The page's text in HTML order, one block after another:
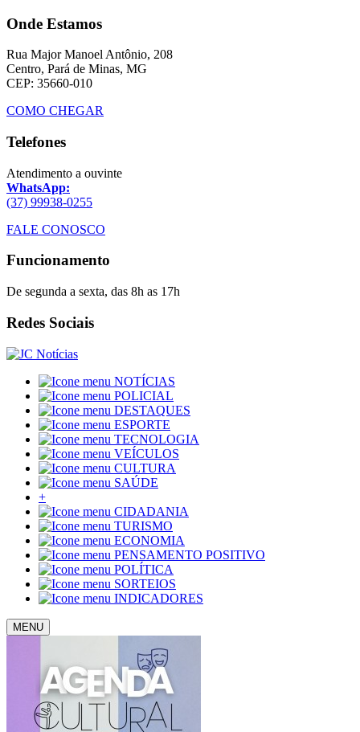
Onde Estamos
Rua Major Manoel Antônio, 208
Centro, Pará de Minas, MG
CEP: 35660-010
COMO CHEGAR
Telefones
Atendimento a ouvinte
WhatsApp:
(37) 99938-0255
FALE CONOSCO
Funcionamento
De segunda a sexta, das 8h as 17h
Redes Sociais
NOTÍCIAS
POLICIAL
DESTAQUES
ESPORTE
TECNOLOGIA
VEÍCULOS
CULTURA
SAÚDE
+
CIDADANIA
TURISMO
ECONOMIA
PENSAMENTO POSITIVO
POLÍTICA
SORTEIOS
INDICADORES
MENU